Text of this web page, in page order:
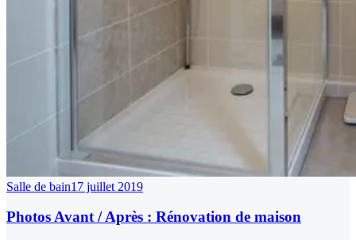
Salle de bain17 juillet 2019
Photos Avant / Après : Rénovation de maison